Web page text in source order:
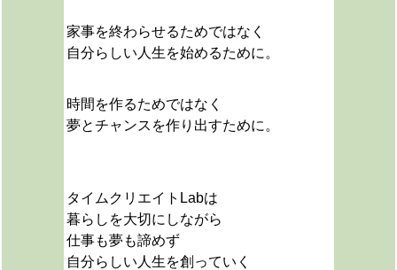
家事を終わらせるためではなく
自分らしい人生を始めるために。
時間を作るためではなく
夢とチャンスを作り出すために。
タイムクリエイトLabは
暮らしを大切にしながら
仕事も夢も諦めず
自分らしい人生を創っていく